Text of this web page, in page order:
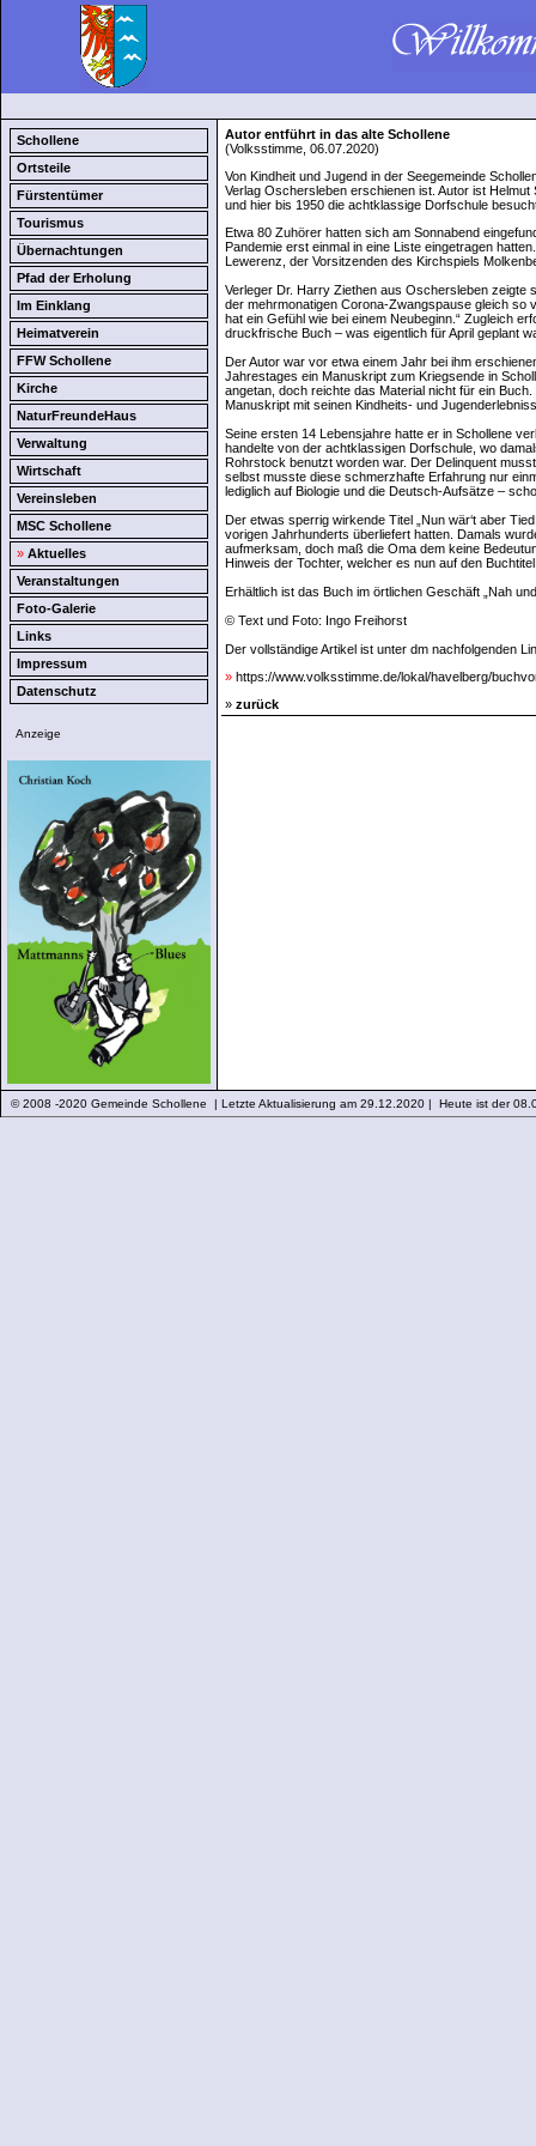
Schollene
Ortsteile
Fürstentümer
Tourismus
Übernachtungen
Pfad der Erholung
Im Einklang
Heimatverein
FFW Schollene
Kirche
NaturFreundeHaus
Verwaltung
Wirtschaft
Vereinsleben
MSC Schollene
» Aktuelles
Veranstaltungen
Foto-Galerie
Links
Impressum
Datenschutz
Anzeige
Autor entführt in das alte Schollene
(Volksstimme, 06.07.2020)
Von Kindheit und Jugend in der Seegemeinde
Verlag Oschersleben erschienen ist. Autor ist
und hier bis 1950 die achtklassige Dorfschule
Etwa 80 Zuhörer hatten sich am Sonnabend
Pandemie erst einmal in eine Liste eingetragen
Lewerenz, der Vorsitzenden des Kirchspiels
Verleger Dr. Harry Ziethen aus Oschersleben
der mehrmonatigen Corona-Zwangspause gleich so
hat ein Gefühl wie bei einem Neubeginn.“ Zugleich
druckfrische Buch – was eigentlich für April geplant
Der Autor war vor etwa einem Jahr bei ihm
Jahrestages ein Manuskript zum Kriegsende in
angetan, doch reichte das Material nicht für ein
Manuskript mit seinen Kindheits- und
Seine ersten 14 Lebensjahre hatte er in Schollene
handelte von der achtklassigen Dorfschule, wo
Rohrstock benutzt worden war. Der Delinquent
selbst musste diese schmerzhafte Erfahrung nur
lediglich auf Biologie und die Deutsch-Aufsätze –
Der etwas sperrig wirkende Titel „Nun wär‘t aber
vorigen Jahrhunderts überliefert hatten. Damals
aufmerksam, doch maß die Oma dem keine
Hinweis der Tochter, welcher es nun auf den
Erhältlich ist das Buch im örtlichen Geschäft „Nah
© Text und Foto: Ingo Freihorst
Der vollständige Artikel ist unter dm nachfolgenden
» https://www.volksstimme.de/lokal/havelberg/
» zurück
© 2008 -2020 Gemeinde Schollene | Letzte Aktualisierung am 29.12.2020 | Heute ist der